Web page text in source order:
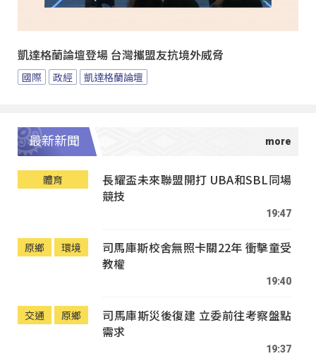
凱達格蘭論壇登場 台灣攜盟友抗境外威脅
國際 政經 凱達格蘭論壇
最新新聞
體育
長耀盃未來聯盟開打 UBA和SBL同場
競技
19:47
原鄉 環境
司馬庫斯校舍無照卡關22年 衝擊童受
教權
19:40
交通 原鄉
司馬庫斯災後復建 立委前往考察盤點
需求
19:37